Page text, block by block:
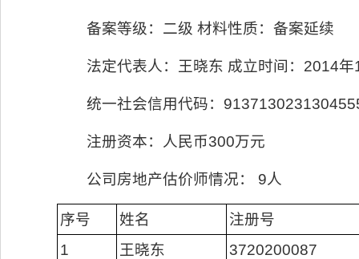
备案等级：二级 材料性质：备案延续
法定代表人：王晓东 成立时间：2014
统一社会信用代码：
注册资本：人民币300万元
公司房地产估价师情况： 9人
序号 姓名
注册号
1
王晓东
3720200087